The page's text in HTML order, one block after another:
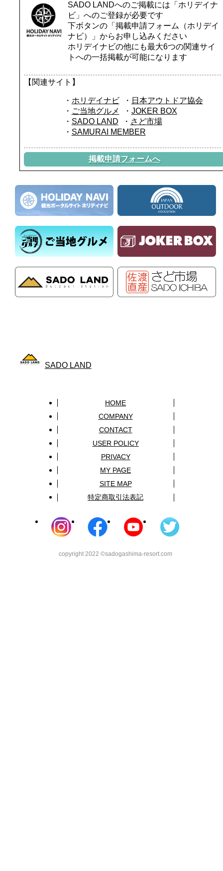
SADO LANDへのご掲載には「ホリデイナ
ビ」へのご登録が必要です
下ボタンの「掲載申請フォーム（ホリデイ
ナビ）」からお申し込みください
ホリデイナビの他にも最大6つの関連サイ
トへの一括掲載が可能になります
【関連サイト】
ホリデイナビ
日本アウトドア協会
ご当地グルメ
JOKER BOX
SADO LAND
さど市場
SAMURAI MEMBER
掲載申請フォームへ
SADO LAND
HOME
COMPANY
CONTACT
USER POLICY
PRIVACY
MY PAGE
SITE MAP
特定商取引法表記
copyright 2022 ©sadogashima-resort.com